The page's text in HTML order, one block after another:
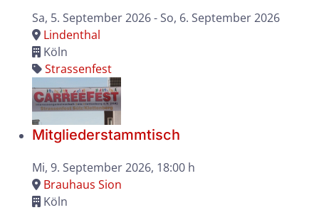
Sa, 5. September 2026- So, 6. September 2026
Lindenthal
Köln
Strassenfest
Mitgliederstammtisch
Mi, 9. September 2026, 18:00 h
Brauhaus Sion
Köln